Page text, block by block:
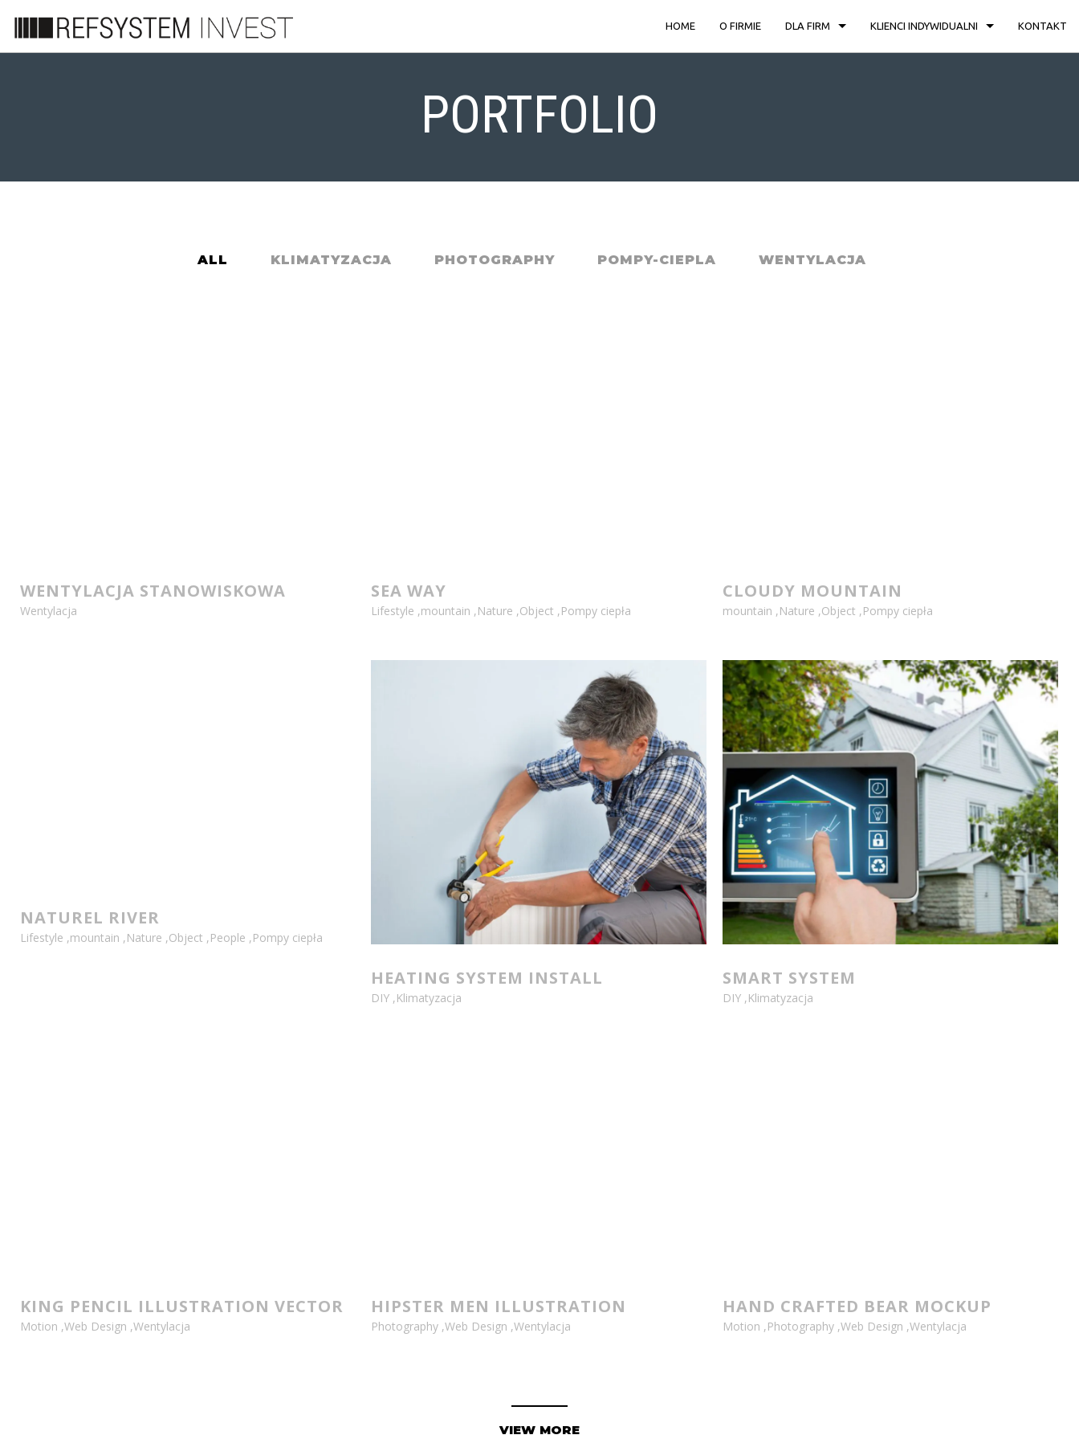
HOME O FIRMIE DLA FIRM KLIENCI INDYWIDUALNI KONTAKT
PORTFOLIO
ALL KLIMATYZACJA PHOTOGRAPHY POMPY-CIEPLA WENTYLACJA
WENTYLACJA STANOWISKOWA
Wentylacja
SEA WAY
Lifestyle ,mountain ,Nature ,Object ,Pompy ciepła
CLOUDY MOUNTAIN
mountain ,Nature ,Object ,Pompy ciepła
NATUREL RIVER
Lifestyle ,mountain ,Nature ,Object ,People ,Pompy ciepła
HEATING SYSTEM INSTALL
DIY ,Klimatyzacja
SMART SYSTEM
DIY ,Klimatyzacja
KING PENCIL ILLUSTRATION VECTOR
Motion ,Web Design ,Wentylacja
HIPSTER MEN ILLUSTRATION
Photography ,Web Design ,Wentylacja
HAND CRAFTED BEAR MOCKUP
Motion ,Photography ,Web Design ,Wentylacja
VIEW MORE